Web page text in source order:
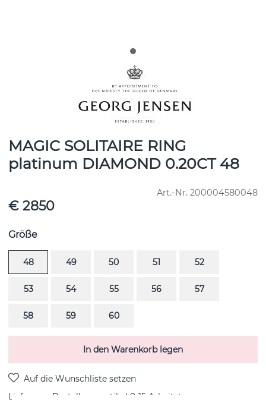
MAGIC SOLITAIRE RING
platinum DIAMOND 0.20CT 48
Art.-Nr. 200004580048
€ 2850
Größe
48 49 50 51 52
53 54 55 56 57
58 59 60
In den Warenkorb legen
Lieferung: Bestellungsartikel 8-15 Arbeitstag